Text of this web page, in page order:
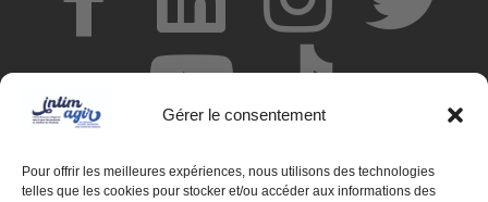
Gérer le consentement
Pour offrir les meilleures expériences, nous utilisons des technologies
telles que les cookies pour stocker et/ou accéder aux informations des